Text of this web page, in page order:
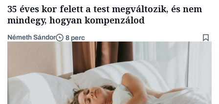
35 éves kor felett a test megváltozik, és nem
mindegy, hogyan kompenzálod
Németh Sándor 8 perc